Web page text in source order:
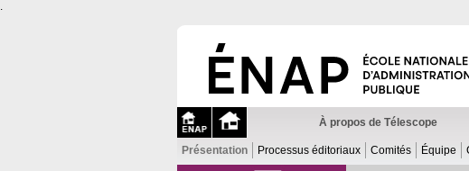
.
À propos de Télescope
Présentation Processus éditoriaux Comités Équipe